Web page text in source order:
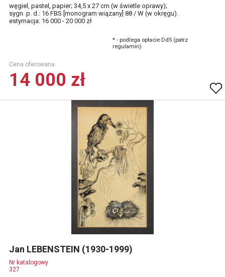
węgiel, pastel, papier; 34,5 x 27 cm (w świetle oprawy);
sygn. p. d.: 16 FBS [monogram wiązany] 88 / W (w okręgu).
estymacja: 16 000 - 20 000 zł
Cena oferowana
14 000 zł
* - podlega opłacie DdS (patrz
regulamin)
Jan LEBENSTEIN (1930-1999)
Nr katalogowy
327